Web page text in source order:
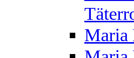
Maria